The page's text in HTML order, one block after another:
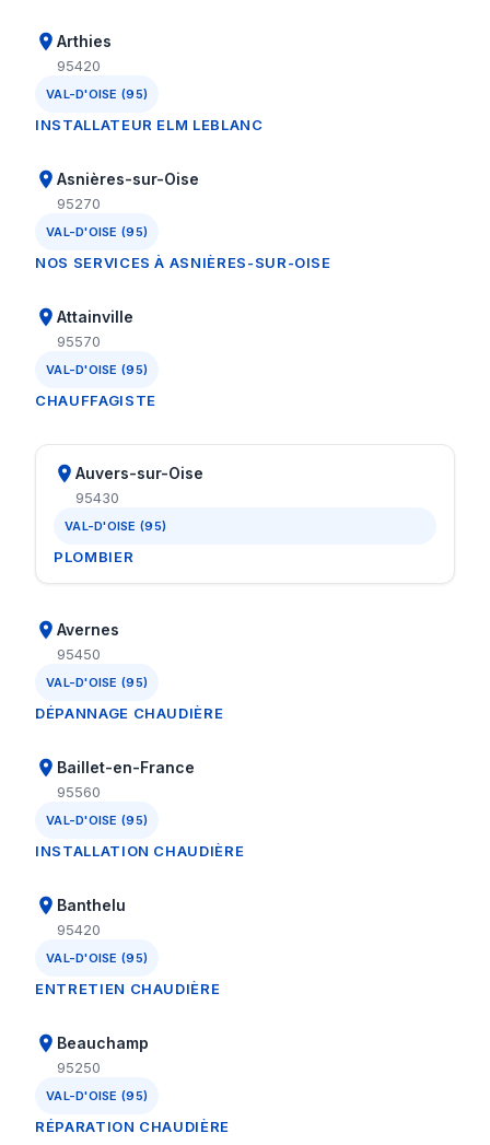
Arthies
95420
VAL-D'OISE (95)
INSTALLATEUR ELM LEBLANC
Asnières-sur-Oise
95270
VAL-D'OISE (95)
NOS SERVICES À ASNIÈRES-SUR-OISE
Attainville
95570
VAL-D'OISE (95)
CHAUFFAGISTE
Auvers-sur-Oise
95430
VAL-D'OISE (95)
PLOMBIER
Avernes
95450
VAL-D'OISE (95)
DÉPANNAGE CHAUDIÈRE
Baillet-en-France
95560
VAL-D'OISE (95)
INSTALLATION CHAUDIÈRE
Banthelu
95420
VAL-D'OISE (95)
ENTRETIEN CHAUDIÈRE
Beauchamp
95250
VAL-D'OISE (95)
RÉPARATION CHAUDIÈRE